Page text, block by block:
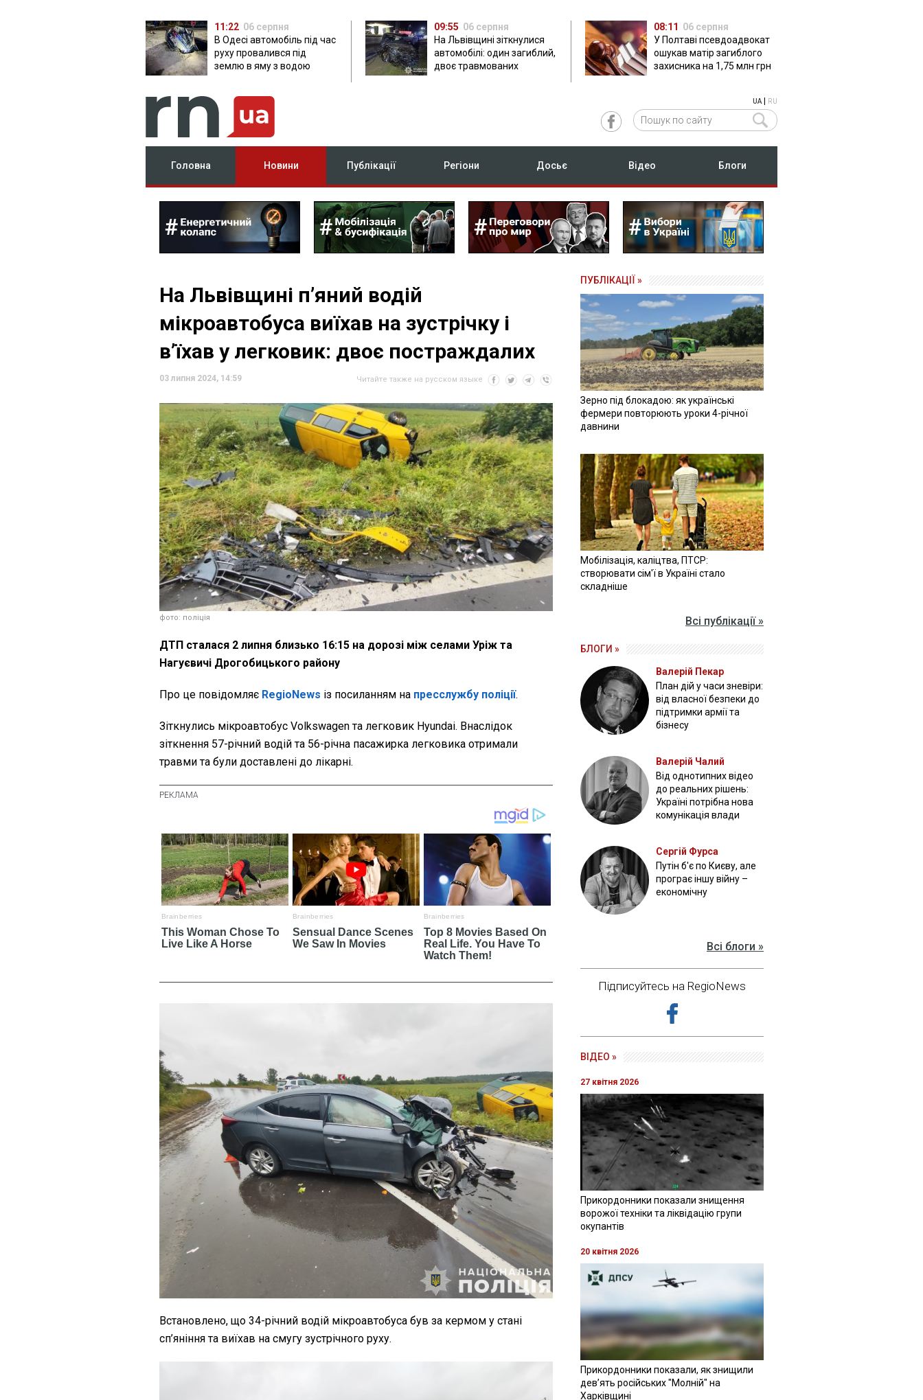
11:22 06 серпня
В Одесі автомобіль під час
руху провалився під
землю в яму з водою
09:55 06 серпня
На Львівщині зіткнулися
автомобілі: один загиблий,
двоє травмованих
08:11 06 серпня
У Полтаві псевдоадвокат
ошукав матір загиблого
захисника на 1,75 млн грн
UA| RU
Головна Новини Публікації Регіони Досьє Відео Блоги
На Львівщині п’яний водій
мікроавтобуса виїхав на зустрічку і
в’їхав у легковик: двоє постраждалих
03 липня 2024, 14:59 Читайте также на русском языке
фото: поліція
ДТП сталася 2 липня близько 16:15 на дорозі між селами Уріж та
Нагуєвичі Дрогобицького району
Про це повідомляє RegioNews із посиланням на пресслужбу поліції.
Зіткнулись мікроавтобус Volkswagen та легковик Hyundai. Внаслідок
зіткнення 57-річний водій та 56-річна пасажирка легковика отримали
травми та були доставлені до лікарні.
Встановлено, що 34-річний водій мікроавтобуса був за кермом у стані
сп’яніння та виїхав на смугу зустрічного руху.
ПУБЛІКАЦІЇ »
Зерно під блокадою: як українські
фермери повторюють уроки 4-річної
давнини
Мобілізація, каліцтва, ПТСР:
створювати сім'ї в Україні стало
складніше
Всі публікації »
БЛОГИ »
Валерій Пекар
План дій у часи зневіри:
від власної безпеки до
підтримки армії та
бізнесу
Валерій Чалий
Від однотипних відео
до реальних рішень:
Україні потрібна нова
комунікація влади
Сергій Фурса
Путін б'є по Києву, але
програє іншу війну –
економічну
Всі блоги »
Підписуйтесь на RegioNews
ВІДЕО »
27 квітня 2026
Прикордонники показали знищення
ворожої техніки та ліквідацію групи
окупантів
20 квітня 2026
Прикордонники показали, як знищили
девʼять російських "Молній" на
Харківщині